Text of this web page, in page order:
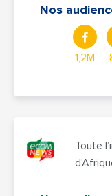
Nos
1,2M
Toute